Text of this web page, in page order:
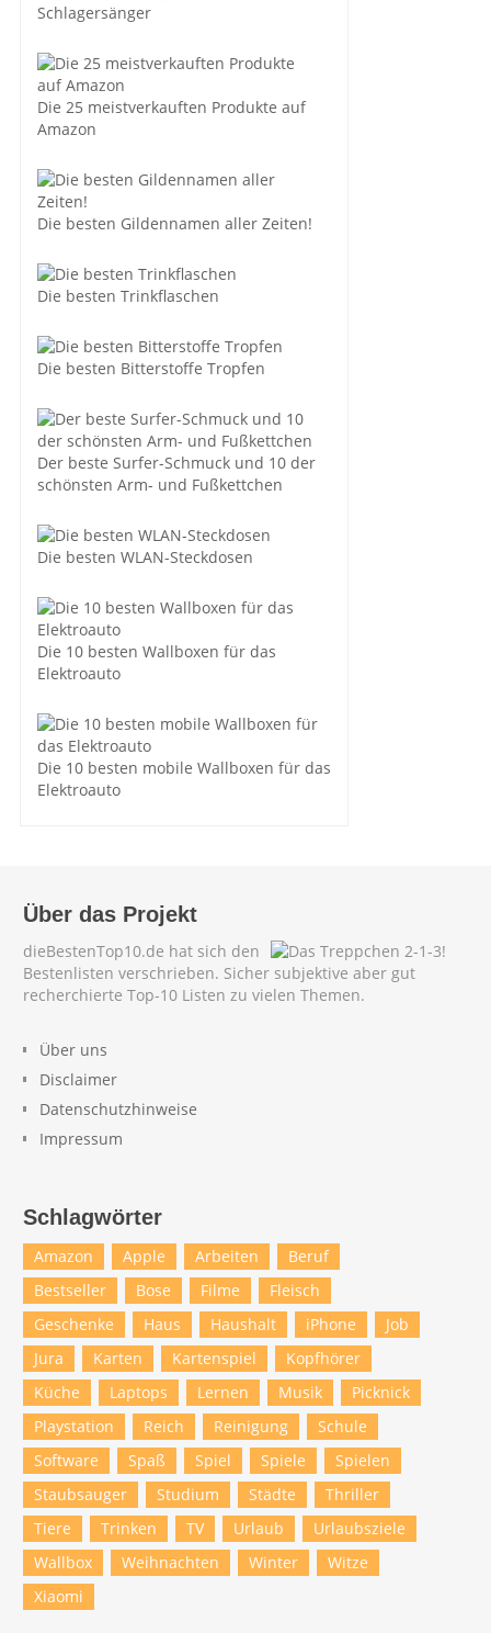
Schlagersänger
Die 25 meistverkauften Produkte auf
Amazon
Die besten Gildennamen aller Zeiten!
Die besten Trinkflaschen
Die besten Bitterstoffe Tropfen
Der beste Surfer-Schmuck und 10 der
schönsten Arm- und Fußkettchen
Die besten WLAN-Steckdosen
Die 10 besten Wallboxen für das
Elektroauto
Die 10 besten mobile Wallboxen für das
Elektroauto
Über das Projekt
dieBestenTop10.de hat sich den
Bestenlisten verschrieben. Sicher subjektive aber gut
recherchierte Top-10 Listen zu vielen Themen.
Über uns
Disclaimer
Datenschutzhinweise
Impressum
Schlagwörter
Amazon Apple Arbeiten
Beruf
Bestseller
Bose Filme
Fleisch
Geschenke
Haus Haushalt iPhone
Job
Jura
Karten Kartenspiel
Kopfhörer
Küche
Laptops Lernen Musik
Picknick
Playstation
Reich Reinigung
Schule
Software
Spaß Spiel Spiele
Spielen
Staubsauger
Studium Städte
Thriller
Tiere
Trinken TV Urlaub
Urlaubsziele
Wallbox
Weihnachten Winter
Witze
Xiaomi